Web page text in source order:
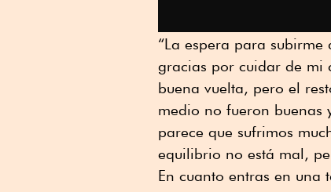
“La espera para
gracias por cuidar de mi
buena vuelta, pero el
medio no fueron buenas
parece que sufrimos
equilibrio no está mal,
En cuanto entras en una